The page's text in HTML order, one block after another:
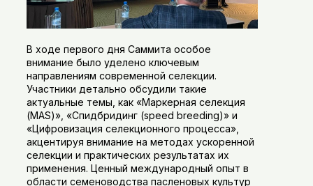
В ходе первого дня Саммита особое
внимание было уделено ключевым
направлениям современной селекции.
Участники детально обсудили такие
актуальные темы, как «Маркерная селекция
(MAS)», «Спидбридинг (speed breeding)» и
«Цифровизация селекционного процесса»,
акцентируя внимание на методах ускоренной
селекции и практических результатах их
применения. Ценный международный опыт в
области семеноводства пасленовых культур